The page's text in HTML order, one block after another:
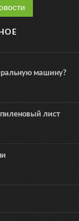
машину?
лист